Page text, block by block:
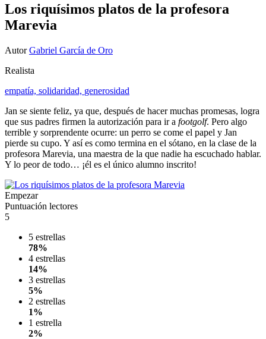
Los riquísimos platos de la profesora
Marevia
AutorGabriel García de Oro
Realista
empatía, solidaridad, generosidad
Jan se siente feliz, ya que, después de hacer muchas promesas, logra
que sus padres firmen la autorización para ir a footgolf. Pero algo
terrible y sorprendente ocurre: un perro se come el papel y Jan
pierde su cupo. Y así es como termina en el sótano, en la clase de la
profesora Marevia, una maestra de la que nadie ha escuchado hablar.
Y lo peor de todo… ¡él es el único alumno inscrito!
Empezar
Puntuación lectores
5
5 estrellas
78%
4 estrellas
14%
3 estrellas
5%
2 estrellas
1%
1 estrella
2%